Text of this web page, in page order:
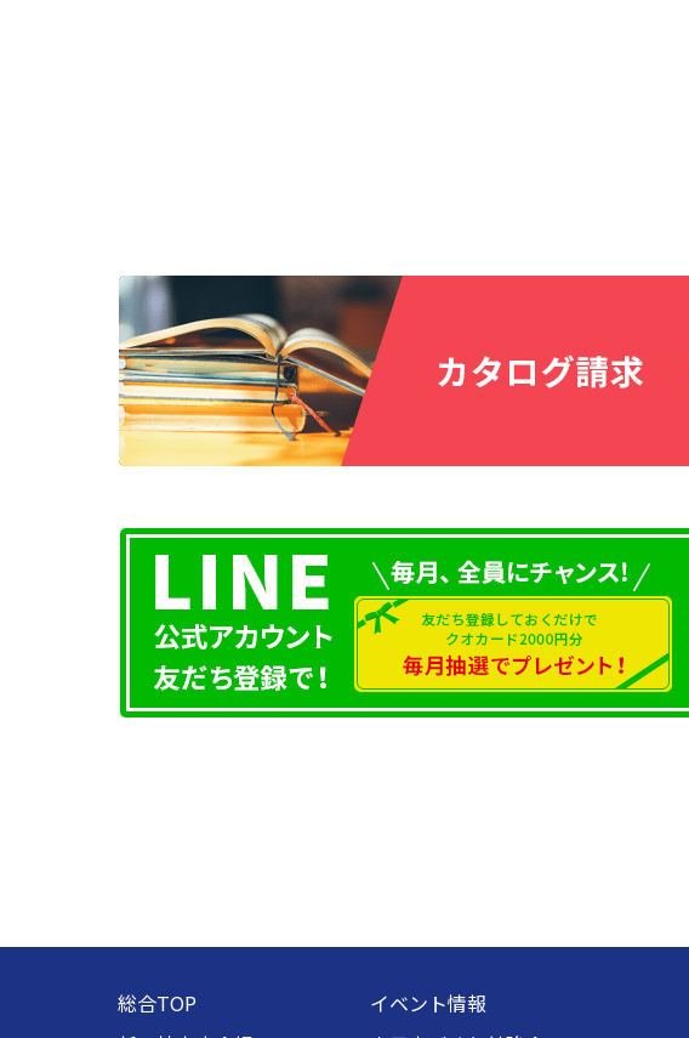
総合TOP
イベント情報